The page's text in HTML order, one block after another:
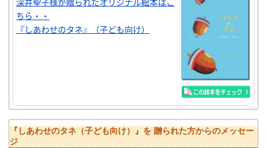
ちら・・
『しあわせのタネ』（子ども向け）
『しあわせのタネ（子ども向け）』を 贈られた方からのメッセー
ジ